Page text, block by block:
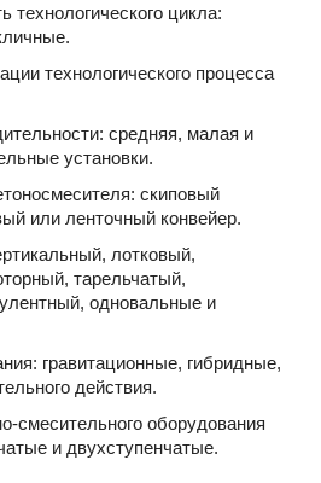
технологического цикла:
технологического процесса
средняя, малая и
установки.
скиповый
или ленточный конвейер.
лотковый,
тарельчатый,
одновальные и
гравитационные, гибридные,
действия.
смесительного оборудования
и двухступенчатые.